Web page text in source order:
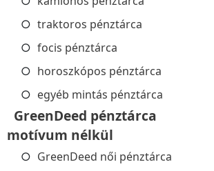
traktoros pénztárca
focis pénztárca
horoszkópos pénztárca
egyéb mintás pénztárca
GreenDeed pénztárca
motívum nélkül
GreenDeed női pénztárca